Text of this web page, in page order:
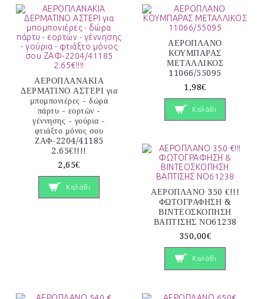
ΑΕΡΟΠΛΑΝΑΚΙΑ
ΔΕΡΜΑΤΙΝΟ ΑΣΤΕΡΙ για
μπομπονιέρες - δώρα
πάρτυ - εορτών -
γέννησης - γούρια -
φτιάξτο μόνος σου
ΖΑΦ-2204/41185
2.65€!!!!
2,65€
Καλάθι
ΑΕΡΟΠΛΑΝΟ
ΚΟΥΜΠΑΡΑΣ
ΜΕΤΑΛΛΙΚΟΣ
11066/55095
1,98€
Καλάθι
ΑΕΡΟΠΛΑΝΟ 350 €!!!
ΦΩΤΟΓΡΑΦΗΣΗ &
ΒΙΝΤΕΟΣΚΟΠΗΣΗ
ΒΑΠΤΙΣΗΣ ΝΟ61238
350,00€
Καλάθι